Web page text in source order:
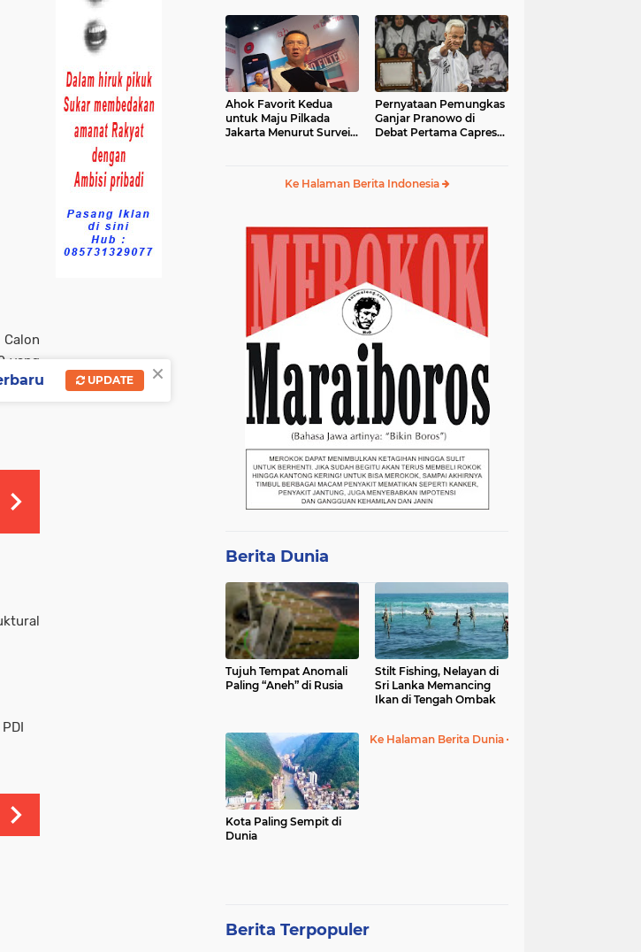
yang
Ahok Favorit Kedua
untuk Maju Pilkada
Jakarta Menurut Survei
Pernyataan Pemungkas
Ganjar Pranowo di
Debat Pertama Capres
Ke Halaman Berita Indonesia
Berita Dunia
Tujuh Tempat Anomali
Paling “Aneh” di Rusia
Stilt Fishing, Nelayan di
Sri Lanka Memancing
Ikan di Tengah Ombak
Kota Paling Sempit di
Dunia
Ke Halaman Berita Dunia
Berita Terpopuler
×
UPDATE